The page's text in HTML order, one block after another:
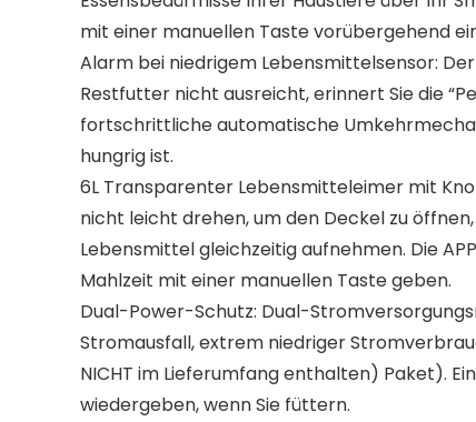
mit einer manuellen Taste vorübergehend
Alarm bei niedrigem Lebensmittelsensor:
Restfutter nicht ausreicht, erinnert Sie die
fortschrittliche automatische
hungrig ist.
6L Transparenter Lebensmitteleimer mit
nicht leicht drehen, um den Deckel zu
Lebensmittel gleichzeitig aufnehmen. Die
Mahlzeit mit einer manuellen Taste geben.
Dual-Power-Schutz: Dual-
Stromausfall, extrem niedriger
NICHT im Lieferumfang enthalten) Paket).
wiedergeben, wenn Sie füttern.